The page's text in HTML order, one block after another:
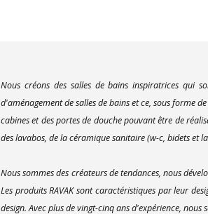
Nous créons des salles de bains inspiratrices qui
d'aménagement de salles de bains et ce, sous forme
cabines et des portes de douche pouvant être de
des lavabos, de la céramique sanitaire (w-c, bidets et
Nous sommes des créateurs de tendances, nous
Les produits RAVAK sont caractéristiques par leur
design. Avec plus de vingt-cinq ans d'expérience,